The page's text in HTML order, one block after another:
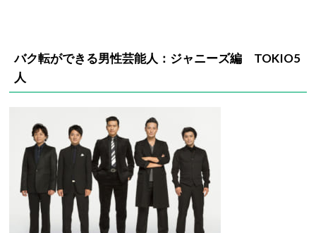
バク転ができる男性芸能人：ジャニーズ編 TOKIO5
人